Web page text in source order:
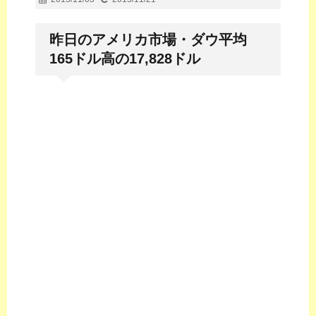
昨日のアメリカ市場・ダウ平均
165ドル高の17,828ドル